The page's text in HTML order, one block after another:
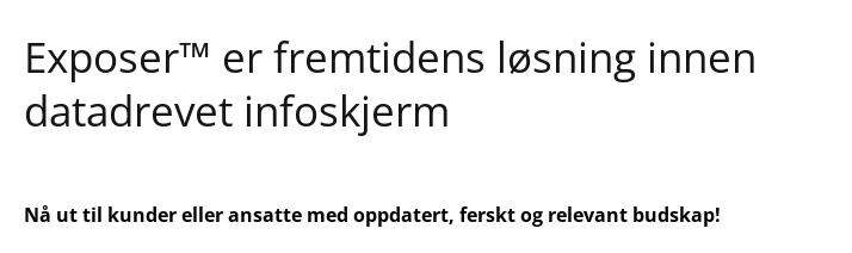
Exposer™ er fremtidens løsning innen
datadrevet infoskjerm
Nå ut til kunder eller ansatte med oppdatert, ferskt og relevant budskap!